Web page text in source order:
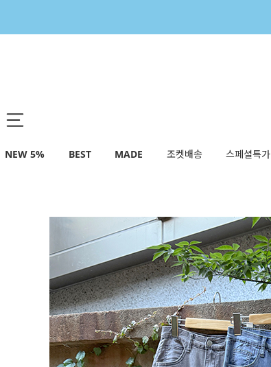
NEW 5% BEST MADE 조켓배송 스페셜특가